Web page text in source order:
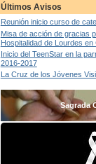
Últimos Avisos
Reunión inicio curso de
Misa de acción de gracias
Hospitalidad de Lourdes en
Inicio del TeenStar en la
2016-2017
La Cruz de los Jóvenes
Sagrada